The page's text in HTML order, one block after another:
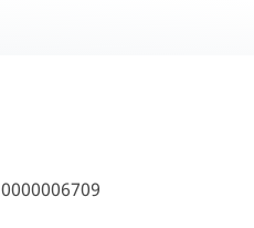
0000006709